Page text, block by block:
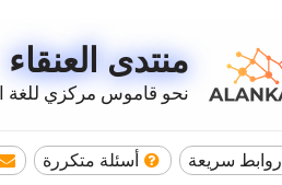
منتدى العنقاء
نحو قاموس مركزي للغة
روابط سريعة أسئلة متكررة